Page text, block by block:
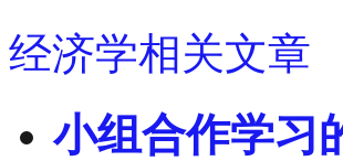
经济学相关文章
小组合作学习